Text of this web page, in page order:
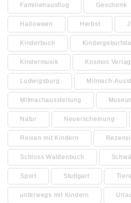
Familienausflug Geschenk
Halloween Herbst
Kinderbuch
Kindermusik Kosmos Verlag
Ludwigsburg Mitmach-
Mitmachausstellung
Natur Neuerscheinung
Reisen mit Kindern
Schloss Waldenbuch
Sport Stuttgart Tiere
unterwegs mit Kindern